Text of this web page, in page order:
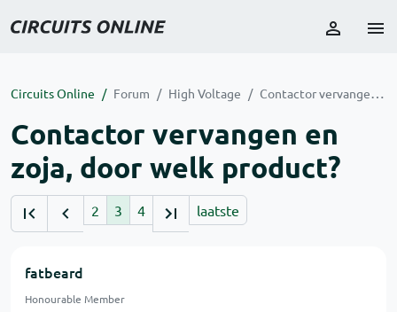
Circuits Online Forum High Voltage Contactor vervangen en zoja, door welk product?
Contactor vervangen en
zoja, door welk product?
2 3 4 laatste
fatbeard
Honourable Member